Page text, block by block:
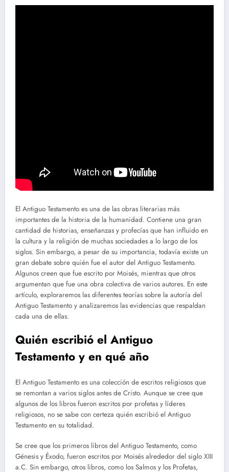
El Antiguo Testamento es una de las obras literarias más
importantes de la historia de la humanidad. Contiene una gran
cantidad de historias, enseñanzas y profecías que han influido en
la cultura y la religión de muchas sociedades a lo largo de los
siglos. Sin embargo, a pesar de su importancia, todavía existe un
gran debate sobre quién fue el autor del Antiguo Testamento.
Algunos creen que fue escrito por Moisés, mientras que otros
argumentan que fue una obra colectiva de varios autores. En este
artículo, exploraremos las diferentes teorías sobre la autoría del
Antiguo Testamento y analizaremos las evidencias que respaldan
cada una de ellas.
Quién escribió el Antiguo
Testamento y en qué año
El Antiguo Testamento es una colección de escritos religiosos que
se remontan a varios siglos antes de Cristo. Aunque se cree que
algunos de los libros fueron escritos por profetas y líderes
religiosos, no se sabe con certeza quién escribió el Antiguo
Testamento en su totalidad.
Se cree que los primeros libros del Antiguo Testamento, como
Génesis y Éxodo, fueron escritos por Moisés alrededor del siglo XIII
a.C. Sin embargo, otros libros, como los Salmos y los Profetas,